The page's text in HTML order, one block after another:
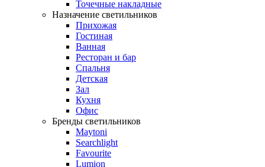
Точечные накладные
Назначение светильников
Прихожая
Гостиная
Ванная
Ресторан и бар
Спальня
Детская
Зал
Кухня
Офис
Бренды светильников
Maytoni
Searchlight
Favourite
Lumion